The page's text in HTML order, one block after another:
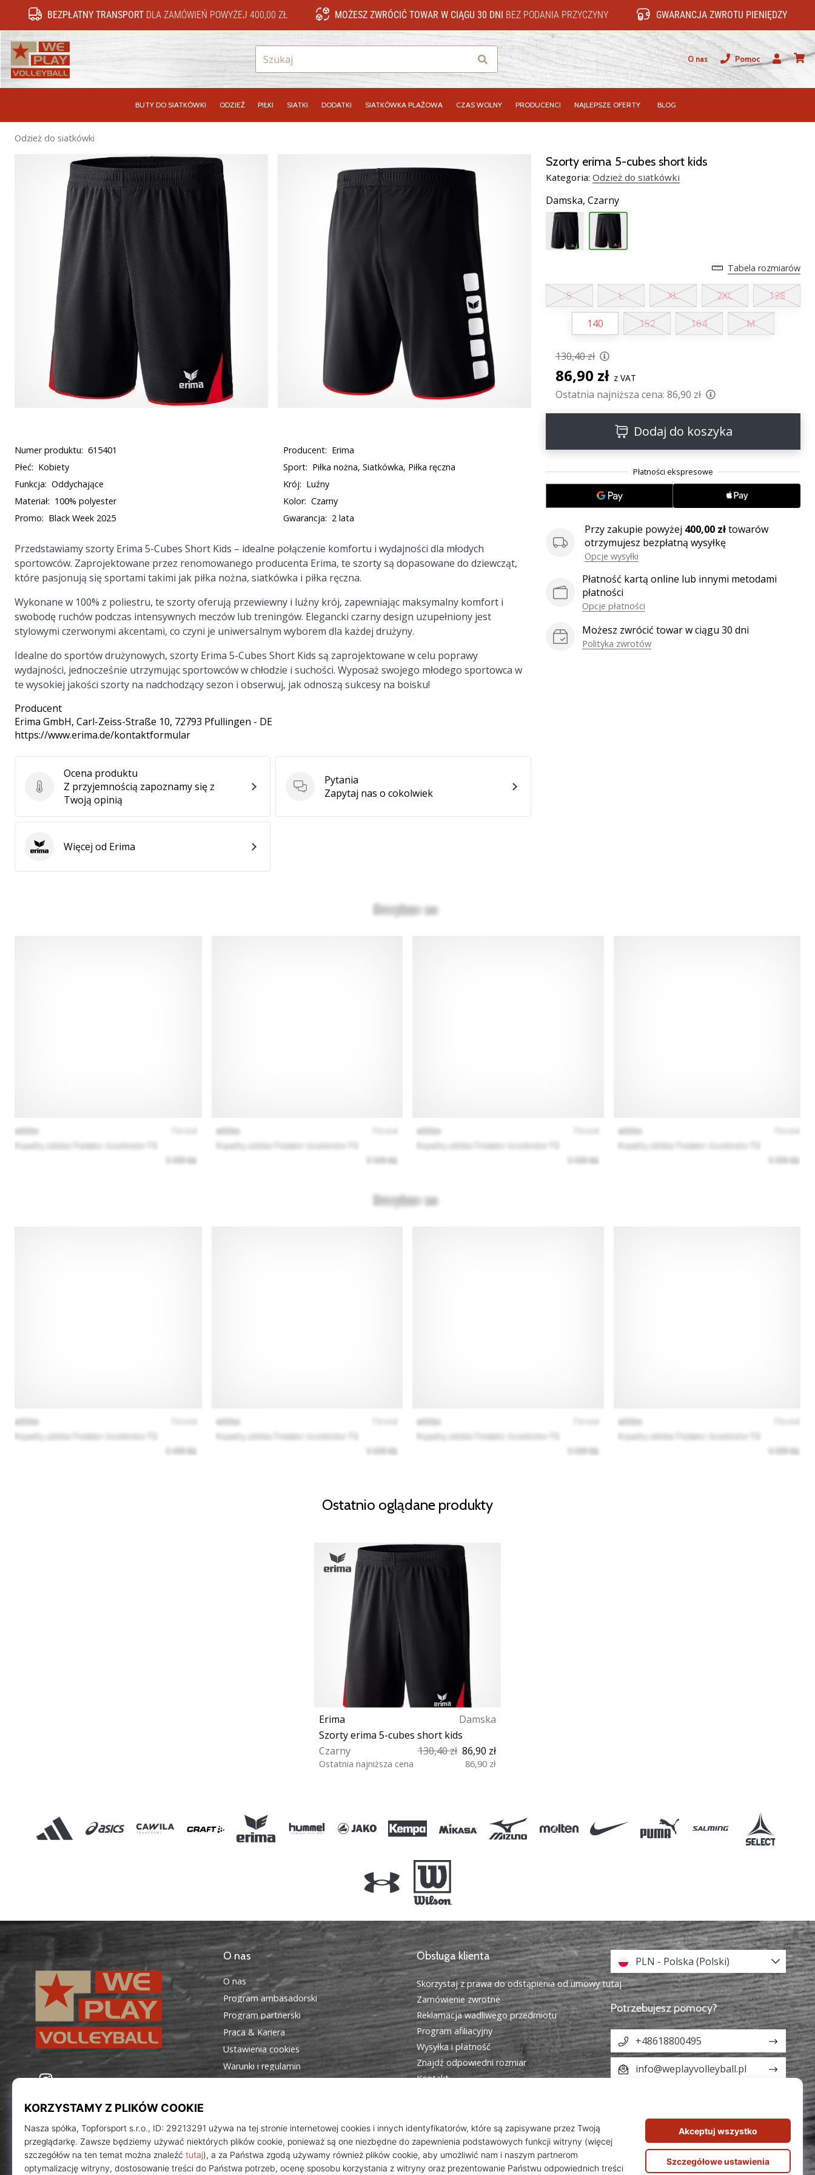
BEZPŁATNY TRANSPORT DLA ZAMÓWIEŃ POWYŻEJ 400,00 ZŁ MOŻESZ ZWRÓCIĆ TOWAR W CIĄGU 30 DNI BEZ PODANIA PRZYCZYNY GWARANCJA ZWROTU PIENIĘDZY
Szukaj O nas
Pomoc
Użytkownik
BUTY DO SIATKÓWKI ODZIEŻ PIŁKI SIATKI DODATKI SIATKÓWKA PLAŻOWA CZAS WOLNY PRODUCENCI NAJLEPSZE OFERTY BLOG
Odzież do siatkówki
Szorty erima 5-cubes short kids
Kategoria: Odzież do siatkówki
Damska, Czarny
Tabela rozmiarów
S L XL 2XL 128
140 152 164 M
130,40 zł
86,90 zł z VAT
Ostatnia najniższa cena: 86,90 zł
Dodaj do koszyka
Przy zakupie powyżej 400,00 złtowarów
otrzymujesz bezpłatną wysyłkę
Opcje wysyłki
Płatność kartą online lub innymi metodami
płatności
Opcje płatności
Możesz zwrócić towar w ciągu 30 dni
Polityka zwrotów
Numer produktu: 615401 Producent: Erima
Płeć: Kobiety Sport: Piłka nożna, Siatkówka, Piłka ręczna
Funkcja: Oddychające Krój: Luźny
Materiał: 100% polyester Kolor: Czarny
Promo: Black Week 2025 Gwarancja: 2 lata
Przedstawiamy szorty Erima 5-Cubes Short Kids – idealne połączenie komfortu i wydajności dla młodych
sportowców. Zaprojektowane przez renomowanego producenta Erima, te szorty są dopasowane do dziewcząt,
które pasjonują się sportami takimi jak piłka nożna, siatkówka i piłka ręczna.
Wykonane w 100% z poliestru, te szorty oferują przewiewny i luźny krój, zapewniając maksymalny komfort i
swobodę ruchów podczas intensywnych meczów lub treningów. Elegancki czarny design uzupełniony jest
stylowymi czerwonymi akcentami, co czyni je uniwersalnym wyborem dla każdej drużyny.
Idealne do sportów drużynowych, szorty Erima 5-Cubes Short Kids są zaprojektowane w celu poprawy
wydajności, jednocześnie utrzymując sportowców w chłodzie i suchości. Wyposaż swojego młodego sportowca w
te wysokiej jakości szorty na nadchodzący sezon i obserwuj, jak odnoszą sukcesy na boisku!
Producent
Erima GmbH, Carl-Zeiss-Straße 10, 72793 Pfullingen - DE
https://www.erima.de/kontaktformular
Ocena produktu
Ocena produktu
Z przyjemnością zapoznamy się z
Twoją opinią
Pytania
Pytania
Zapytaj nas o cokolwiek
Erima Więcej od Erima
Ostatnio oglądane produkty
Erima
Damska
Szorty erima 5-cubes short kids
Czarny
130,40 zł 86,90 zł
Ostatnia najniższa cena 86,90 zł
WePlayVolleyball.pl
Instagram
O nas
O nas
Program ambasadorski
Program partnerski
Praca & Kariera
Ustawienia cookies
Warunki i regulamin
Obsługa klienta
Skorzystaj z prawa do odstąpienia od umowy tutaj
Zamówienie zwrotne
Reklamacja wadliwego przedmiotu
Program afiliacyjny
Wysyłka i płatność
Znajdź odpowiedni rozmiar
Kontakt
Program dla ambasadorów
PLN - Polska (Polski)
Potrzebujesz pomocy?
+48618800495
info@weplayvolleyball.pl